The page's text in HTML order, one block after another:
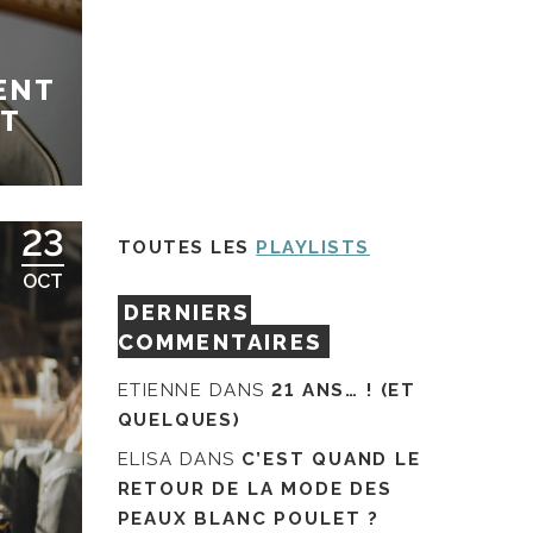
23
OCT
TOUTES LES PLAYLISTS
DERNIERS
COMMENTAIRES
ETIENNE DANS21 ANS… ! (ET
QUELQUES)
ELISA DANS C’EST QUAND LE
RETOUR DE LA MODE DES
PEAUX BLANC POULET ?